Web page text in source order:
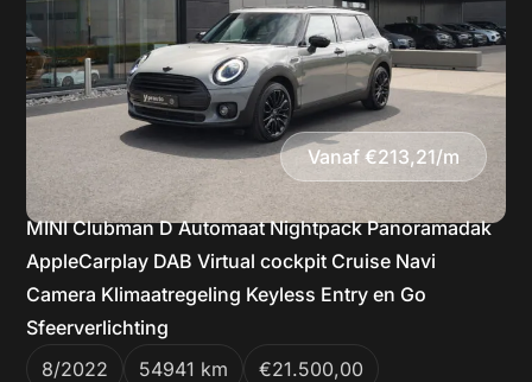
Vanaf €213,21/m
MINI Clubman D Automaat Nightpack Panoramadak
AppleCarplay DAB Virtual cockpit Cruise Navi
Camera Klimaatregeling Keyless Entry en Go
Sfeerverlichting
8/2022
54941 km €21.500,00